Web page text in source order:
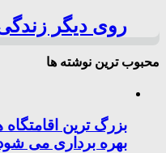
روی دیگر
محبوب ترین نوشته ها
بزرگ ترین
بهره برداری می